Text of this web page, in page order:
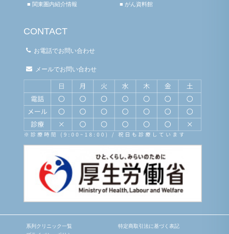
■ 関東圏内紹介情報 ■ がん資料館
CONTACT
お電話でお問い合わせ
メールでお問い合わせ
系列クリニック一覧
特定商取引法に基づく表記